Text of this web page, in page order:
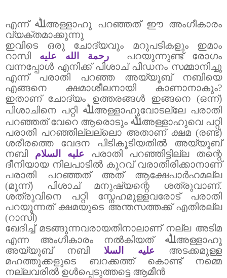
എന്ന് ﷲഅള്ളാഹു പറഞ്ഞത് ഈ അംഗീകാരം
വ്യക്തമാക്കുന്നു
ഇവിടെ ഒരു ചോദ്യവും മറുപടികളും ഇമാം
റാസി
رحمة الله عليه
പറയുന്നുണ്ട് രോഗം
വന്നപ്പോൾ എനിക്ക് പിശാച് പീഡനം സമ്മാനിച്ചു
എന്ന് പരാതി പറഞ്ഞ അയ്യൂബ് നബിയെ
എങ്ങനെ ക്ഷമാശീലനായി കാണാനാകും?
ഇതാണ് ചോദ്യം ഉത്തരങ്ങൾ ഇങ്ങനെ (ഒന്ന്)
പിശാചിനെ പറ്റി ﷲഅള്ളാഹുവോടല്ലേ പരാതി
പറഞ്ഞത് വേറെ ആരൊടും ﷲഅള്ളാഹുവെ പറ്റി
പരാതി പറഞ്ഞില്ലല്ലൊ അതാണ് ക്ഷമ (രണ്ട്)
ശരീരത്തെ വേദന പിടികൂടിയതിൽ അയ്യൂബ്
നബി
عليه السلام പരാതി പറഞ്ഞിട്ടില്ല തന്റെ
ദീനിയായ നിലപാടിൽ കുറവ് വരാതിരിക്കാനാണ്
പരാതി പറഞ്ഞത് അത് ആക്ഷേപാർഹമല്ല
(മൂന്ന്) പിശാച് മനുഷ്യന്റെ ശത്രുവാണ്.
ശത്രുവിനെ പറ്റി സ്നേഹമുള്ളവരോട് പരാതി
പറയുന്നത് ക്ഷമയുടെ അന്തസത്തക്ക് എതിരല്ല
(റാസി)
ഖേദിച്ച് മടങ്ങുന്നവരായതിനാലാണ് നല്ല അടിമ
എന്ന അംഗീകാരം നൽകിയത് ﷲഅള്ളാഹു
അയ്യൂബ് നബി
عليه السلا അടക്കമുള്ള
മഹത്തുക്കളുടെ ബറക്കത്ത് കൊണ്ട് നമ്മെ
നല്ലവരിൽ ഉൾപ്പെടുത്തട്ടെ ആമീൻ